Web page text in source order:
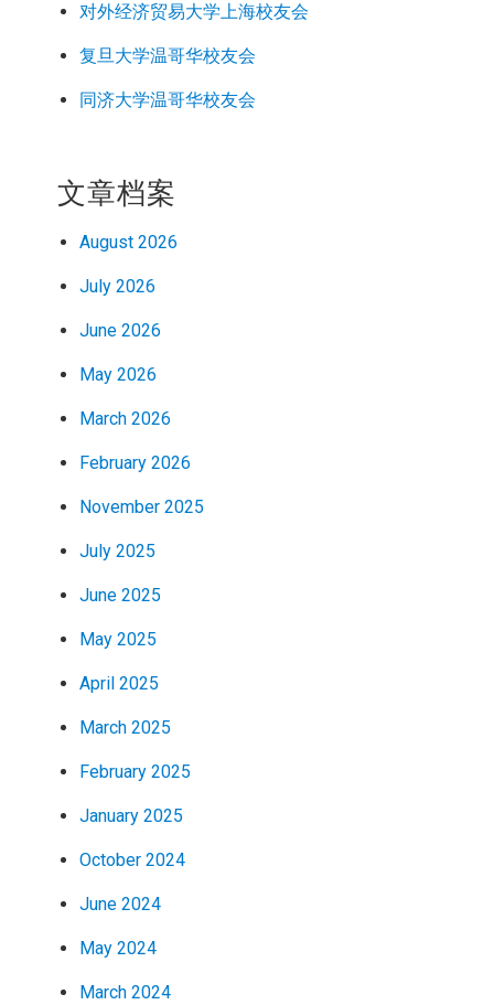
对外经济贸易大学上海校友会
复旦大学温哥华校友会
同济大学温哥华校友会
文章档案
August 2026
July 2026
June 2026
May 2026
March 2026
February 2026
November 2025
July 2025
June 2025
May 2025
April 2025
March 2025
February 2025
January 2025
October 2024
June 2024
May 2024
March 2024